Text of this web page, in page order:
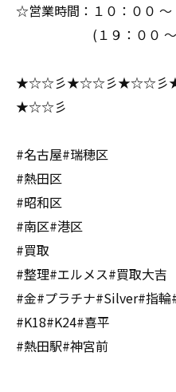
☆営業時間：１０：００ ～
(１９：００ ～ ２
★☆☆彡★☆☆彡★☆☆彡
★☆☆彡
#名古屋#瑞穂区
#熱田区
#昭和区
#南区#港区
#買取
#整理#エルメス#買取大吉
#金#プラチナ#Silver#指輪
#K18#K24#喜平
#熱田駅#神宮前